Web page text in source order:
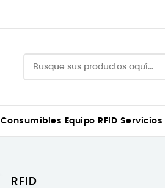
Consumibles Equipo RFID Servicios
RFID